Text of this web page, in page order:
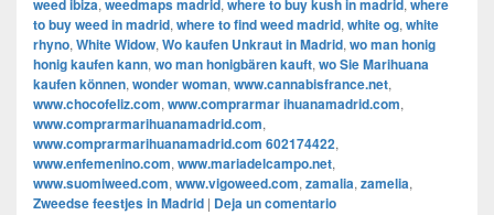
weed ibiza, weedmaps madrid, where to buy kush in madrid, where
to buy weed in madrid, where to find weed madrid, white og, white
rhyno, White Widow, Wo kaufen Unkraut in Madrid, wo man honig
honig kaufen kann, wo man honigbären kauft, wo Sie Marihuana
kaufen können, wonder woman, www.cannabisfrance.net,
www.chocofeliz.com, www.comprarmar ihuanamadrid.com,
www.comprarmarihuanamadrid.com,
www.comprarmarihuanamadrid.com 602174422,
www.enfemenino.com, www.mariadelcampo.net,
www.suomiweed.com, www.vigoweed.com, zamalia, zamelia,
Zweedse feestjes in Madrid | Deja un comentario